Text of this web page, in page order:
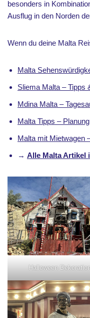
besonders in
Ausflug in den Norden
Wenn du deine Malta
Malta
Sliema Malta – Tipps
Mdina Malta –
Malta Tipps – Planung
Malta mit Mietwagen
→ Alle Malta Artikel
Halloween